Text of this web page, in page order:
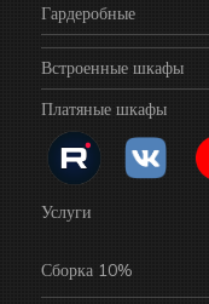
Гардеробные
Встроенные шкафы
Платяные шкафы
Услуги
Сборка 10%